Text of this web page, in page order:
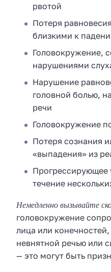
рвотой
Потеря
близкими к
Головокружение,
нарушениями
Нарушение
головной болью,
речи
Головокружение
Потеря сознания
«выпадения» из
Прогрессирующее
течение
Немедленно вызывайте
головокружение
лица или
невнятной речью или
— это могут быть